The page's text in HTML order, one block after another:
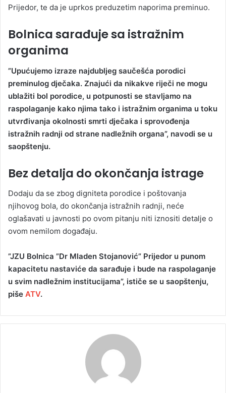
Prijedor, te da je uprkos preduzetim naporima preminuo.
Bolnica sarađuje sa istražnim
organima
”Upućujemo izraze najdubljeg saučešća porodici
preminulog dječaka. Znajući da nikakve riječi ne mogu
ublažiti bol porodice, u potpunosti se stavljamo na
raspolaganje kako njima tako i istražnim organima u toku
utvrđivanja okolnosti smrti dječaka i sprovođenja
istražnih radnji od strane nadležnih organa”, navodi se u
saopštenju.
Bez detalja do okončanja istrage
Dodaju da se zbog digniteta porodice i poštovanja
njihovog bola, do okončanja istražnih radnji, neće
oglašavati u javnosti po ovom pitanju niti iznositi detalje o
ovom nemilom događaju.
”JZU Bolnica ”Dr Mladen Stojanović” Prijedor u punom
kapacitetu nastaviće da sarađuje i bude na raspolaganje
u svim nadležnim institucijama”, ističe se u saopštenju,
piše ATV.